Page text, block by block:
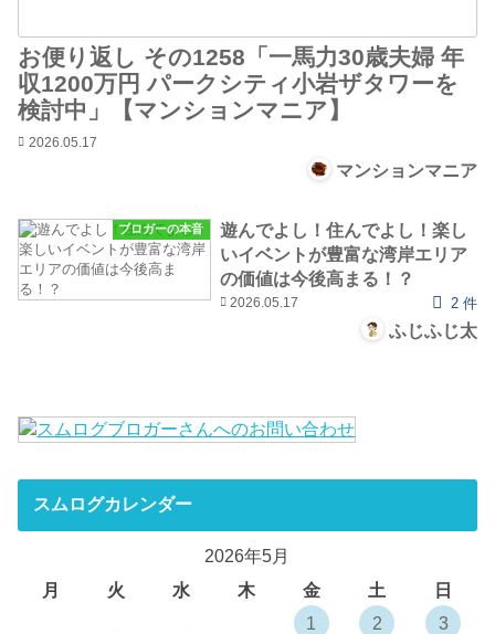
お便り返し その1258「一馬力30歳夫婦 年
収1200万円 パークシティ小岩ザタワーを
検討中」【マンションマニア】
2026.05.17
マンションマニア
ブロガーの本音
遊んでよし！住んでよし！楽し
いイベントが豊富な湾岸エリア
の価値は今後高まる！？
2026.05.17 2 件
ふじふじ太
スムログカレンダー
2026年5月
月
火 水 木 金 土
日
1
2
3